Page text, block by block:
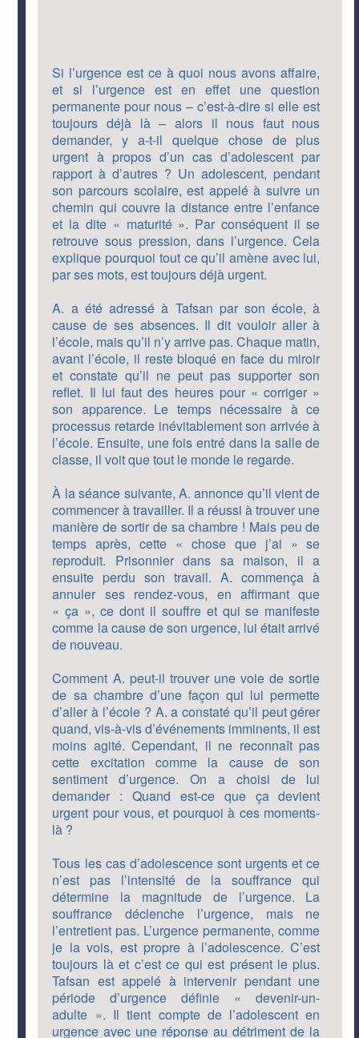
Si l’urgence est ce à quoi nous avons affaire,
et si l’urgence est en effet une question
permanente pour nous – c’est-à-dire si elle est
toujours déjà là – alors il nous faut nous
demander, y a-t-il quelque chose de plus
urgent à propos d’un cas d’adolescent par
rapport à d’autres ? Un adolescent, pendant
son parcours scolaire, est appelé à suivre un
chemin qui couvre la distance entre l’enfance
et la dite « maturité ». Par conséquent il se
retrouve sous pression, dans l’urgence. Cela
explique pourquoi tout ce qu’il amène avec lui,
par ses mots, est toujours déjà urgent.
A. a été adressé à Tafsan par son école, à
cause de ses absences. Il dit vouloir aller à
l’école, mais qu’il n’y arrive pas. Chaque matin,
avant l’école, il reste bloqué en face du miroir
et constate qu’il ne peut pas supporter son
reflet. Il lui faut des heures pour « corriger »
son apparence. Le temps nécessaire à ce
processus retarde inévitablement son arrivée à
l’école. Ensuite, une fois entré dans la salle de
classe, il voit que tout le monde le regarde.
À la séance suivante, A. annonce qu’il vient de
commencer à travailler. Il a réussi à trouver une
manière de sortir de sa chambre ! Mais peu de
temps après, cette « chose que j’ai » se
reproduit. Prisonnier dans sa maison, il a
ensuite perdu son travail. A. commença à
annuler ses rendez-vous, en affirmant que
« ça », ce dont il souffre et qui se manifeste
comme la cause de son urgence, lui était arrivé
de nouveau.
Comment A. peut-il trouver une voie de sortie
de sa chambre d’une façon qui lui permette
d’aller à l’école ? A. a constaté qu’il peut gérer
quand, vis-à-vis d’événements imminents, il est
moins agité. Cependant, il ne reconnaît pas
cette excitation comme la cause de son
sentiment d’urgence. On a choisi de lui
demander : Quand est-ce que ça devient
urgent pour vous, et pourquoi à ces moments-
là ?
Tous les cas d’adolescence sont urgents et ce
n’est pas l’intensité de la souffrance qui
détermine la magnitude de l’urgence. La
souffrance déclenche l’urgence, mais ne
l’entretient pas. L’urgence permanente, comme
je la vois, est propre à l’adolescence. C’est
toujours là et c’est ce qui est présent le plus.
Tafsan est appelé à intervenir pendant une
période d’urgence définie « devenir-un-
adulte ». Il tient compte de l’adolescent en
urgence avec une réponse au détriment de la